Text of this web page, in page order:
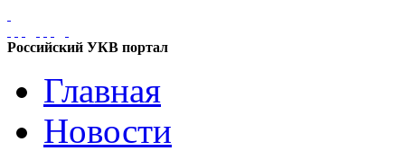
Российский УКВ портал
Главная
Новости